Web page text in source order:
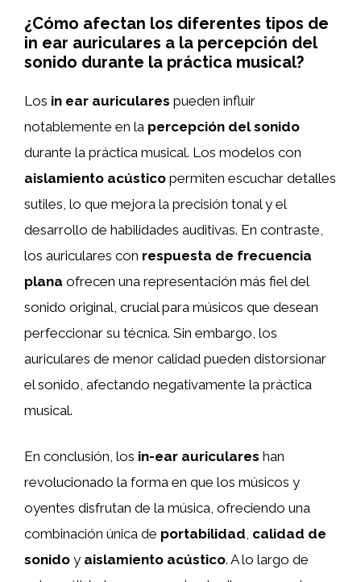
¿Cómo afectan los diferentes tipos de
in ear auriculares a la percepción del
sonido durante la práctica musical?
Los in ear auriculares pueden influir
notablemente en la percepción del sonido
durante la práctica musical. Los modelos con
aislamiento acústico permiten escuchar detalles
sutiles, lo que mejora la precisión tonal y el
desarrollo de habilidades auditivas. En contraste,
los auriculares con respuesta de frecuencia
plana ofrecen una representación más fiel del
sonido original, crucial para músicos que desean
perfeccionar su técnica. Sin embargo, los
auriculares de menor calidad pueden distorsionar
el sonido, afectando negativamente la práctica
musical.
En conclusión, los in-ear auriculares han
revolucionado la forma en que los músicos y
oyentes disfrutan de la música, ofreciendo una
combinación única de portabilidad, calidad de
sonido y aislamiento acústico. A lo largo de